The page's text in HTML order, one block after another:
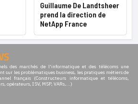
Guillaume De Landtsheer
prend la direction de
NetApp France
des marchés de l'informatique et des télécoms une
sur les problématiques business, les pratiques métiers de
français (Constructeurs informatique et télécoms,
opérateurs, ISV, MSP, VARs,...)